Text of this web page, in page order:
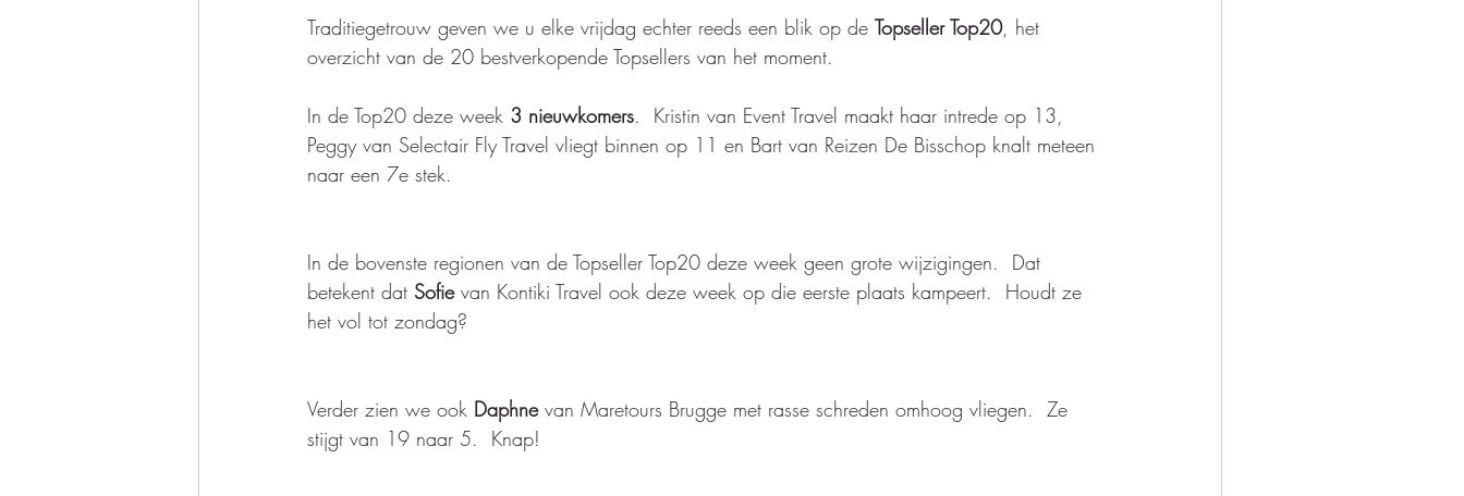
Traditiegetrouw geven we u elke vrijdag echter reeds een blik op de Topseller Top20, het
overzicht van de 20 bestverkopende Topsellers van het moment.
In de Top20 deze week 3 nieuwkomers.  Kristin van Event Travel maakt haar intrede op 13,
Peggy van Selectair Fly Travel vliegt binnen op 11 en Bart van Reizen De Bisschop knalt meteen
naar een 7e stek.
In de bovenste regionen van de Topseller Top20 deze week geen grote wijzigingen.  Dat
betekent dat Sofie van Kontiki Travel ook deze week op die eerste plaats kampeert.  Houdt ze
het vol tot zondag?
Verder zien we ook Daphne van Maretours Brugge met rasse schreden omhoog vliegen.  Ze
stijgt van 19 naar 5.  Knap!